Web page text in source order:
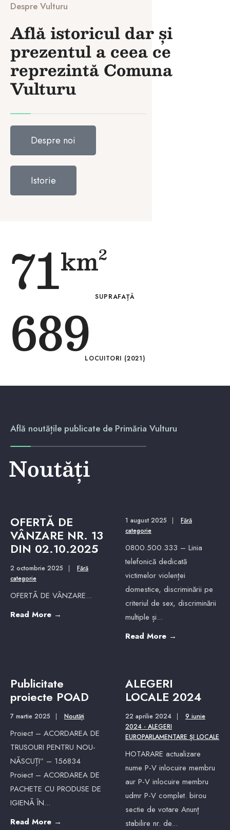
Despre Vulturu
Află istoricul dar și
prezentul a ceea ce
reprezintă Comuna
Vulturu
Despre noi
Istorie
SUPRAFAȚĂ
71km²
LOCUITORI (2021)
689
Află noutățile publicate de Primăria Vulturu
Noutăți
OFERTĂ DE
VÂNZARE NR. 13
DIN 02.10.2025
2 octombrie 2025 |
Fără
categorie
OFERTĂ DE VÂNZARE...
Read More →
1 august 2025 |
Fără
categorie
0800.500.333 – Linia
telefonică dedicată
victimelor violenței
domestice, discriminării pe
criteriul de sex, discriminării
multiple și...
Read More →
Publicitate
proiecte POAD
7 martie 2025 | Noutăți
Proiect – ACORDAREA DE
TRUSOURI PENTRU NOU-
NĂSCUȚI” – 156834
Proiect – ACORDAREA DE
PACHETE CU PRODUSE DE
IGIENĂ ÎN...
Read More →
ALEGERI
LOCALE 2024
22 aprilie 2024 |
9 iunie
2024 - ALEGERI
EUROPARLAMENTARE ȘI LOCALE
HOTARARE actualizare
nume P-V inlocuire membru
aur P-V inlocuire membru
udmr P-V complet. birou
sectie de votare Anunț
stabilire nr. de...